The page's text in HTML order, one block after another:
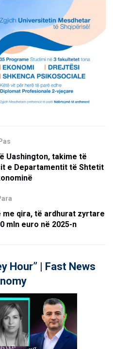
Uashington, takime të
e Departamentit të Shtetit
me qira, të ardhurat zyrtare
mln euro në 2025-n
Hour” | Fast News